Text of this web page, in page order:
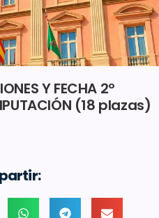
Y FECHA 2º
(18 plazas)